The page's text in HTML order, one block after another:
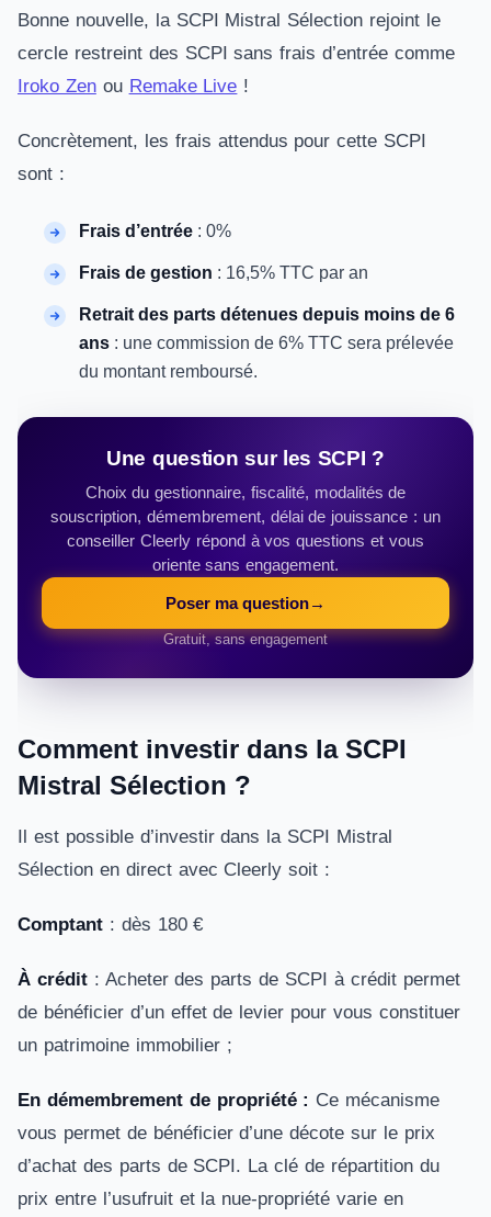
Bonne nouvelle, la SCPI Mistral Sélection rejoint le
cercle restreint des SCPI sans frais d’entrée comme
Iroko Zenou Remake Live !
Concrètement, les frais attendus pour cette SCPI
sont :
Frais d’entrée : 0%
Frais de gestion : 16,5% TTC par an
Retrait des parts détenues depuis moins de 6
ans : une commission de 6% TTC sera prélevée
du montant remboursé.
Une question sur les SCPI ?
Choix du gestionnaire, fiscalité, modalités de
souscription, démembrement, délai de jouissance : un
conseiller Cleerly répond à vos questions et vous
oriente sans engagement.
Poser ma question→
Gratuit, sans engagement
Comment investir dans la SCPI
Mistral Sélection ?
Il est possible d’investir dans la SCPI Mistral
Sélection en direct avec Cleerly soit :
Comptant : dès 180 €
À crédit: Acheter des parts de SCPI à crédit permet
de bénéficier d’un effet de levier pour vous constituer
un patrimoine immobilier ;
En démembrement de propriété : Ce mécanisme
vous permet de bénéficier d’une décote sur le prix
d’achat des parts de SCPI. La clé de répartition du
prix entre l’usufruit et la nue-propriété varie en